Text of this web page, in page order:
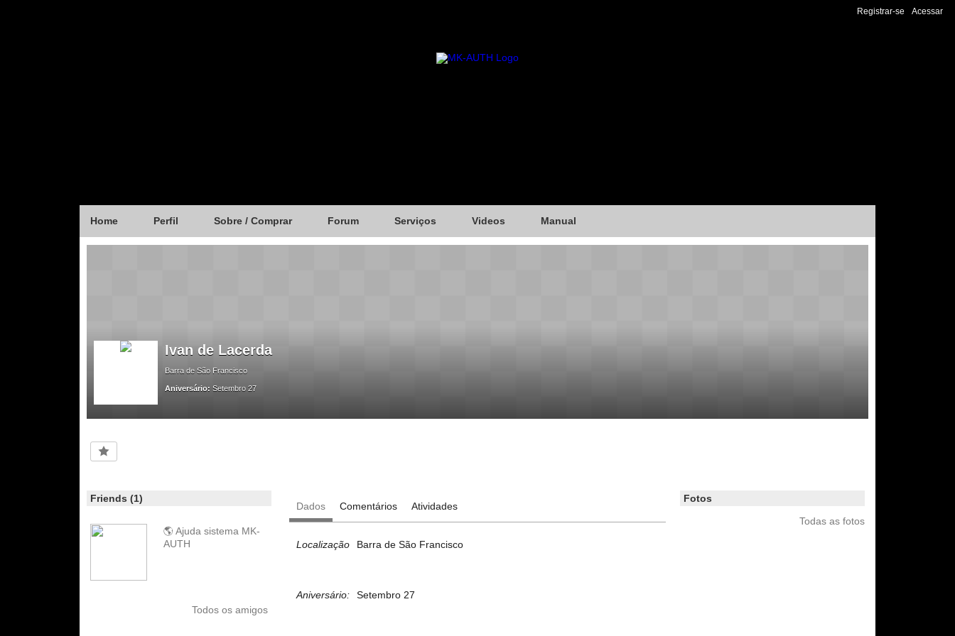
Registrar-se Acessar
Home Perfil Sobre / Comprar Forum Serviços Videos Manual
Ivan de Lacerda
Barra de São Francisco
Aniversário: Setembro 27
Dados Comentários Atividades
Localização Barra de São Francisco
Aniversário: Setembro 27
Friends (1)
🌎 Ajuda sistema MK-
AUTH
Todos os amigos
Fotos
Todas as fotos